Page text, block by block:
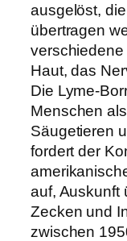
ausgelöst,
übertragen
verschiedene
Haut, das
Die Lyme-
Menschen
Säugetieren
fordert der
auf, Auskunft
Zecken und
zwischen